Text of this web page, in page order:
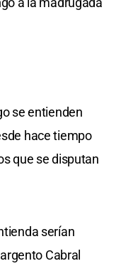
se entienden
hace tiempo
que se disputan
serían
Cabral